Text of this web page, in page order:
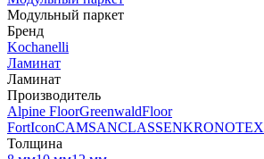
Модульный паркет
Бренд
Kochanelli
Ламинат
Ламинат
Производитель
Alpine FloorGreenwaldFloor
FortIconCAMSANCLASSENKRONOTEX
Толщина